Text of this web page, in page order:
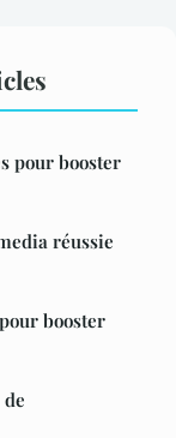
pour booster
réussie
booster